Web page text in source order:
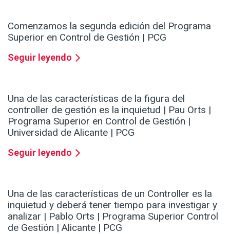
Comenzamos la segunda edición del Programa
Superior en Control de Gestión | PCG
Seguir leyendo
Una de las características de la figura del
controller de gestión es la inquietud | Pau Orts |
Programa Superior en Control de Gestión |
Universidad de Alicante | PCG
Seguir leyendo
Una de las características de un Controller es la
inquietud y deberá tener tiempo para investigar y
analizar | Pablo Orts | Programa Superior Control
de Gestión | Alicante | PCG